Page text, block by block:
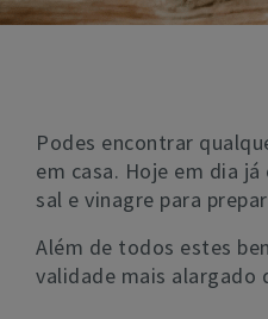
Podes encontrar
em casa. Hoje em dia
sal e vinagre para
Além de todos estes
validade mais alargado